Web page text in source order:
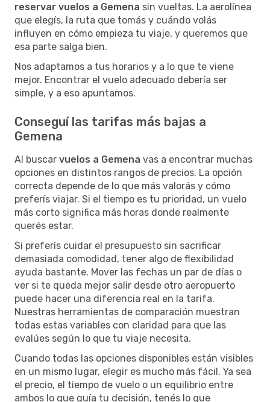
reservar vuelos a Gemena sin vueltas. La aerolínea
que elegís, la ruta que tomás y cuándo volás
influyen en cómo empieza tu viaje, y queremos que
esa parte salga bien.
Nos adaptamos a tus horarios y a lo que te viene
mejor. Encontrar el vuelo adecuado debería ser
simple, y a eso apuntamos.
Conseguí las tarifas más bajas a
Gemena
Al buscar vuelos a Gemena vas a encontrar muchas
opciones en distintos rangos de precios. La opción
correcta depende de lo que más valorás y cómo
preferís viajar. Si el tiempo es tu prioridad, un vuelo
más corto significa más horas donde realmente
querés estar.
Si preferís cuidar el presupuesto sin sacrificar
demasiada comodidad, tener algo de flexibilidad
ayuda bastante. Mover las fechas un par de días o
ver si te queda mejor salir desde otro aeropuerto
puede hacer una diferencia real en la tarifa.
Nuestras herramientas de comparación muestran
todas estas variables con claridad para que las
evalúes según lo que tu viaje necesita.
Cuando todas las opciones disponibles están visibles
en un mismo lugar, elegir es mucho más fácil. Ya sea
el precio, el tiempo de vuelo o un equilibrio entre
ambos lo que guía tu decisión, tenés lo que